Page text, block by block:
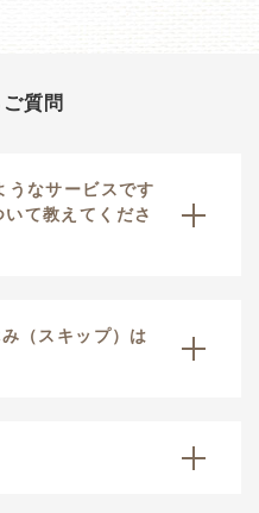
質問
うなサービスです
て教えてくださ
（スキップ）は